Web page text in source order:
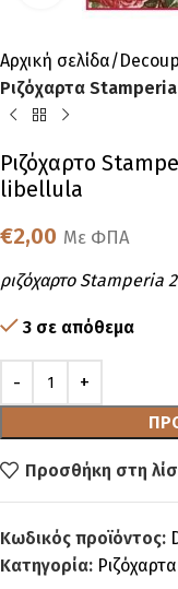
Αρχική σελίδα
Ριζόχαρτα
Ριζόχαρτο
libellula
€2,00 Με ΦΠΑ
ριζόχαρτο
3 σε απόθεμα
Προσθήκη στη
Κωδικός προϊόντος:
Κατηγορία: